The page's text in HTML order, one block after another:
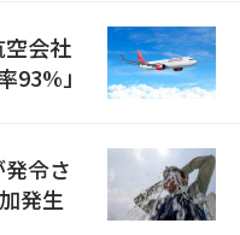
会社
93%」
令さ
発生